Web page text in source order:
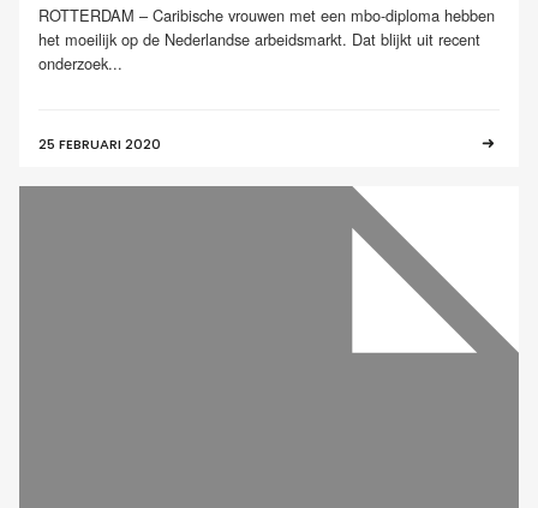
ROTTERDAM – Caribische vrouwen met een mbo-diploma hebben
het moeilijk op de Nederlandse arbeidsmarkt. Dat blijkt uit recent
onderzoek...
25 FEBRUARI 2020